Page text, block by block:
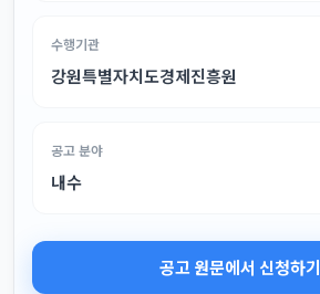
수행기관
강원특별자치도경제진흥원
공고 분야
내수
공고 원문에서 신청하기